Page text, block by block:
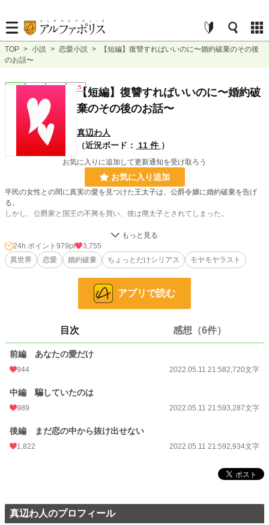
TOP > 小説 > 恋愛小説 >
【短編】復讐すればいいのに〜婚約破棄のその後
のお話〜
恋愛 完結 短編 R15【短編】復讐すればいいのに〜婚約破
棄のその後のお話〜
真辺わ人
（近況ボード：
11 件 ）
お気に入りに追加して更新通知を受け取ろう
お気に入り追加
平民の女性との間に真実の愛を見つけた王太子は、公爵令嬢に婚約破棄を告げ
る。
しかし、公爵家と国王の不興を買い、彼は廃太子とされてしまった。
これはその後の彼（元王太子）と彼女（平民少女）のお話です。
数年後に彼女が語る真実とは……？
前中後編の三部構成です。
❇︎ざまぁはありません。
1,490 位 / 228,850 件
恋愛
お気に入り 482
24h.ポイント
文字数 8,941
更新日時
週間ポイント 6,940 pt (1,476 位)
24h.ポイント 979pt
3,755
異世界
恋愛 婚約破棄 ちょっとだけシリアス モヤモヤラスト
アプリで読む
目次 感想（6件）
前編 あなたの愛だけ
944 2022.05.11 21:582,720文字
中編 騙していたのは
989 2022.05.11 21:593,287文字
後編 まだ恋の中から抜け出せない
1,822 2022.05.11 21:592,934文字
真辺わ人のプロフィール